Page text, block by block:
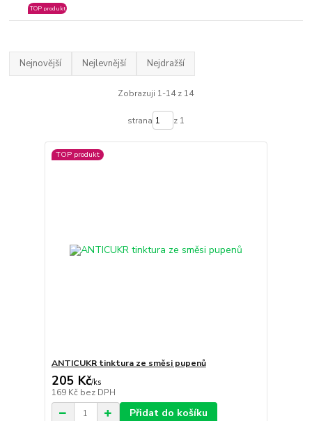
TOP produkt
Nejnovější Nejlevnější Nejdražší
Zobrazuji 1-14 z 14
strana z 1
TOP produkt
ANTICUKR tinktura ze směsi pupenů
205 Kč/ks
169 Kč bez DPH
Přidat do košíku